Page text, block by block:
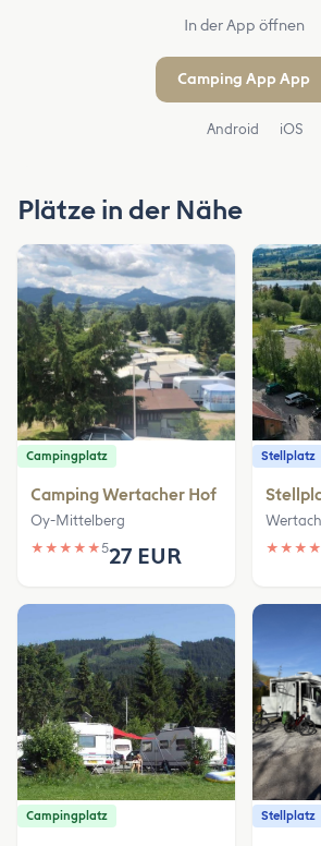
In der App öffnen
Camping App App
Android iOS
Plätze in der Nähe
Campingplatz
Camping Wertacher Hof
Oy-Mittelberg
★ ★ ★ ★ ★527 EUR
Stellplatz
Wertach
★ ★ ★ ★
Campingplatz Stellplatz